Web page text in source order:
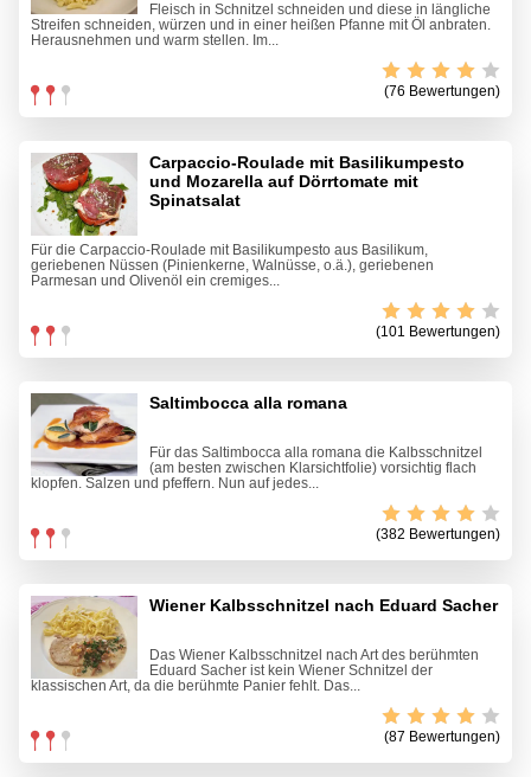
Fleisch in Schnitzel schneiden und diese in längliche
Streifen schneiden, würzen und in einer heißen Pfanne mit Öl anbraten.
Herausnehmen und warm stellen. Im...
(76 Bewertungen)
Carpaccio-Roulade mit Basilikumpesto
und Mozarella auf Dörrtomate mit
Spinatsalat
Für die Carpaccio-Roulade mit Basilikumpesto aus Basilikum,
geriebenen Nüssen (Pinienkerne, Walnüsse, o.ä.), geriebenen
Parmesan und Olivenöl ein cremiges...
(101 Bewertungen)
Saltimbocca alla romana
Für das Saltimbocca alla romana die Kalbsschnitzel
(am besten zwischen Klarsichtfolie) vorsichtig flach
klopfen. Salzen und pfeffern. Nun auf jedes...
(382 Bewertungen)
Wiener Kalbsschnitzel nach Eduard Sacher
Das Wiener Kalbsschnitzel nach Art des berühmten
Eduard Sacher ist kein Wiener Schnitzel der
klassischen Art, da die berühmte Panier fehlt. Das...
(87 Bewertungen)